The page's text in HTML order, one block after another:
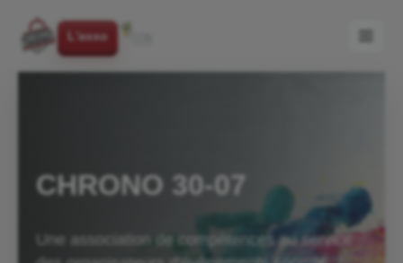
L'asso
CHRONO 30-07
Une association de compétences au service